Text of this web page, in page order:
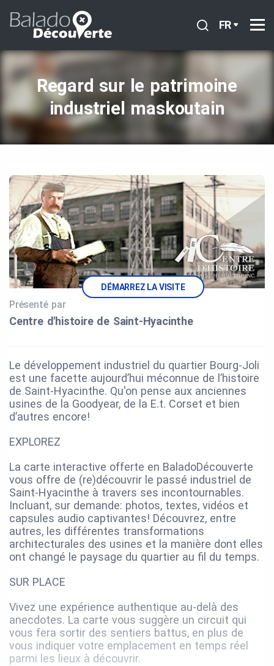
FR
Regard sur le patrimoine
industriel maskoutain
DÉMARREZ LA VISITE
Présenté par
Centre d'histoire de Saint‑Hyacinthe
Le développement industriel du quartier Bourg-Joli
est une facette aujourd’hui méconnue de l’histoire
de Saint-Hyacinthe. Qu'on pense aux anciennes
usines de la Goodyear, de la E.t. Corset et bien
d’autres encore!
EXPLOREZ
La carte interactive offerte en BaladoDécouverte
vous offre de (re)découvrir le passé industriel de
Saint-Hyacinthe à travers ses incontournables.
Incluant, sur demande: photos, textes, vidéos et
capsules audio captivantes! Découvrez, entre
autres, les différentes transformations
architecturales des usines et la manière dont elles
ont changé le paysage du quartier au fil du temps.
SUR PLACE
Vivez une expérience authentique au-delà des
anecdotes. La carte vous suggère un circuit qui
vous fera sortir des sentiers battus, en plus de
vous indiquer votre emplacement en temps réel
parmi les lieux à découvrir.